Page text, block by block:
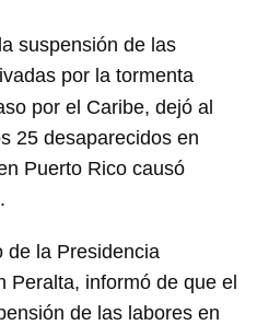
suspensión de las
por la tormenta
por el Caribe, dejó al
25 desaparecidos en
Puerto Rico causó
de la Presidencia
Peralta, informó de que el
de las labores en